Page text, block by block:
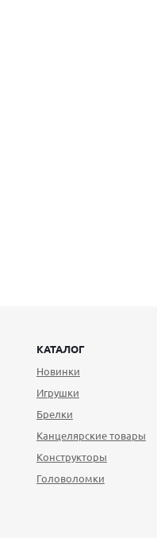
КАТАЛОГ
Новинки
Игрушки
Брелки
Канцелярские товары
Конструкторы
Головоломки